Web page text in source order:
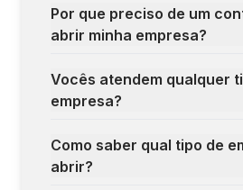
Por que preciso de um
abrir minha empresa?
Vocês atendem qualquer
empresa?
Como saber qual tipo de
abrir?